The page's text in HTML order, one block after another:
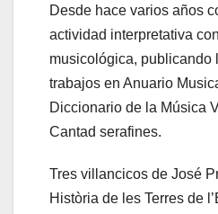
Desde hace varios años
actividad interpretativa
musicológica, publicando
trabajos en Anuario
Diccionario de la Música
Cantad serafines.
Tres villancicos de José
Història de les Terres de